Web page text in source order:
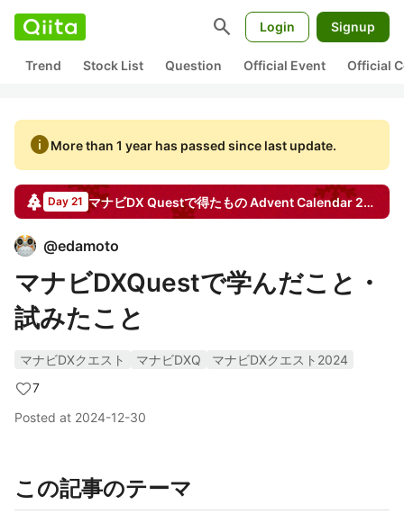
search Login Signup
Trend Stock List Question Official Event Official
infoMore than 1 year has passed since last update.
Day 21 マナビDX Questで得たものAdvent Calendar 2024
@edamoto
マナビDXQuestで学んだこと・
試みたこと
マナビDXクエスト マナビDXQ
マナビDXクエスト2024
7
Posted at 2024-12-30
この記事のテーマ